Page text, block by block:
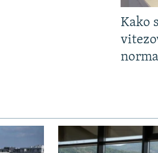
Kako